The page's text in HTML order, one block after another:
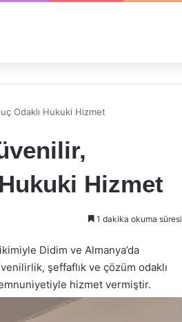
Odaklı Hukuki Hizmet
Hizmet
1 dakika okuma süresi
Didim ve Almanya’da
şeffaflık ve çözüm odaklı
hizmet vermiştir.